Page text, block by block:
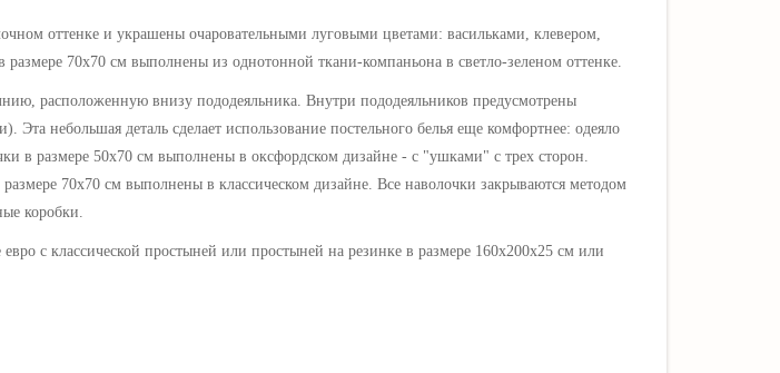
оттенке и украшены очаровательными луговыми цветами: васильками, клевером,
размере 70х70 см выполнены из однотонной ткани-компаньона в светло-зеленом оттенке
расположенную внизу пододеяльника. Внутри пододеяльников предусмотрены
небольшая деталь сделает использование постельного белья еще комфортнее: одеяло
в размере 50х70 см выполнены в оксфордском дизайне - с "ушками" с трех сторон
70х70 см выполнены в классическом дизайне. Все наволочки закрываются методом
коробки.
с классической простыней или простыней на резинке в размере 160х200х25 см или